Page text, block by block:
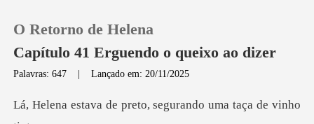
0
O Retorno de Helena
Capítulo 41 Erguendo o queixo ao dizer
Palavras: 647 |Lançado em: 20/11/2025
preto, segurando um